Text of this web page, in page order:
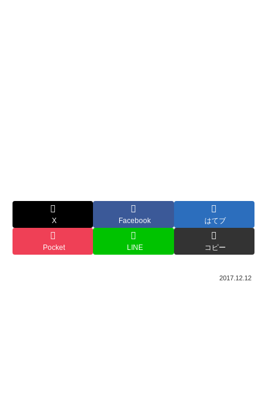
X Facebook はてブ
Pocket LINE コピー
2017.12.12